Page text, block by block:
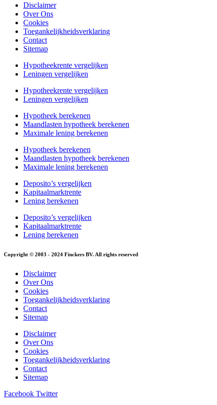
Disclaimer
Over Ons
Cookies
Toegankelijkheidsverklaring
Contact
Sitemap
Hypotheekrente vergelijken
Leningen vergelijken
Hypotheekrente vergelijken
Leningen vergelijken
Hypotheek berekenen
Maandlasten hypotheek berekenen
Maximale lening berekenen
Hypotheek berekenen
Maandlasten hypotheek berekenen
Maximale lening berekenen
Deposito’s vergelijken
Kapitaalmarktrente
Lening berekenen
Deposito’s vergelijken
Kapitaalmarktrente
Lening berekenen
Copyright © 2003 - 2024 Finckers BV. All rights reserved
Disclaimer
Over Ons
Cookies
Toegankelijkheidsverklaring
Contact
Sitemap
Disclaimer
Over Ons
Cookies
Toegankelijkheidsverklaring
Contact
Sitemap
Facebook Twitter